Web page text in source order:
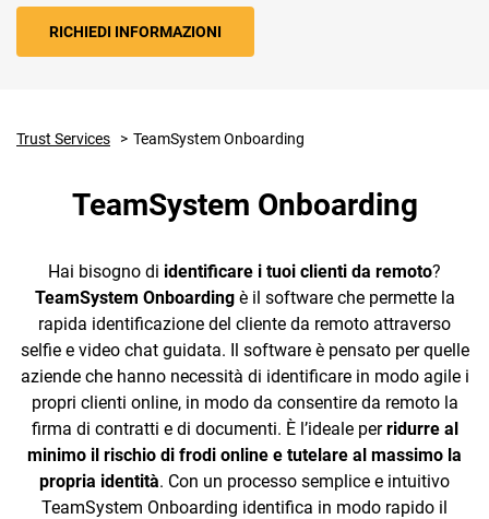
Ecommerce
Email Marketing
Financial Solutions
TeamSystem Corporate
TeamSystem Store
RICHIEDI INFORMAZIONI
Trust Services TeamSystem Onboarding
TeamSystem Onboarding
Hai bisogno di identificare i tuoi clienti da remoto?
TeamSystem Onboardingè il software che permette la
rapida identificazione del cliente da remoto attraverso
selfie e video chat guidata. Il software è pensato per quelle
aziende che hanno necessità di identificare in modo agile i
propri clienti online, in modo da consentire da remoto la
firma di contratti e di documenti. È l’ideale perridurre al
minimo il rischio di frodi online e tutelare al massimo la
propria identità. Con un processo semplice e intuitivo
TeamSystem Onboarding identifica in modo rapido il